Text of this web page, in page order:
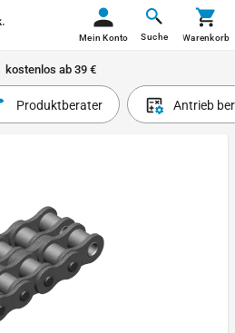
Suche
Mein Konto Warenkorb
kostenlos ab 39 €
Produktberater Antrieb